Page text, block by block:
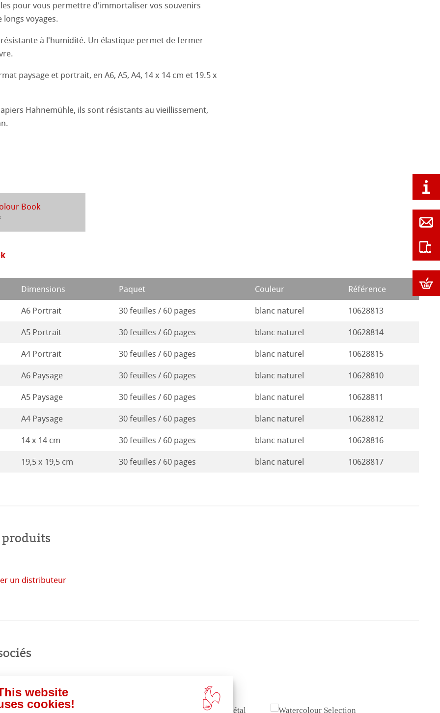
Rag
Pastel
pour vous permettre d'immortaliser vos souvenirs
longs voyages.
à l'humidité. Un élastique permet de fermer
paysage et portrait, en A6, A5, A4, 14 x 14 cm et 19.5 x
Hahnemühle, ils sont résistants au vieillissement,
Book
Dimensions Paquet Couleur Référence
A6 Portrait 30 feuilles / 60 pages blanc naturel 10628813
A5 Portrait 30 feuilles / 60 pages blanc naturel 10628814
A4 Portrait 30 feuilles / 60 pages blanc naturel 10628815
A6 Paysage 30 feuilles / 60 pages blanc naturel 10628810
A5 Paysage 30 feuilles / 60 pages blanc naturel 10628811
A4 Paysage 30 feuilles / 60 pages blanc naturel 10628812
14 x 14 cm 30 feuilles / 60 pages blanc naturel 10628816
19,5 x 19,5 cm 30 feuilles / 60 pages blanc naturel 10628817
produits
un distributeur
website
cookies!